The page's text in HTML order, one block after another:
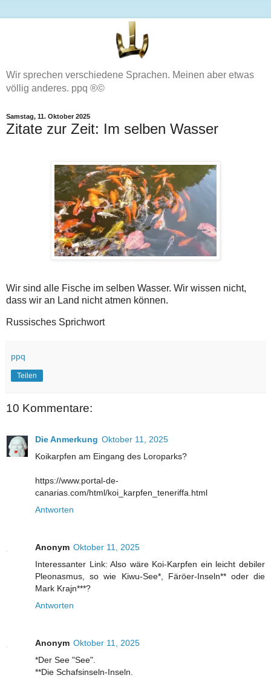
Wir sprechen verschiedene Sprachen. Meinen aber etwas
völlig anderes. ppq ®©
Samstag, 11. Oktober 2025
Zitate zur Zeit: Im selben Wasser
Wir sind alle Fische im selben Wasser. Wir wissen nicht,
dass wir an Land nicht atmen können.
Russisches Sprichwort
ppq
Teilen
10 Kommentare:
Die Anmerkung Oktober 11, 2025
Koikarpfen am Eingang des Loroparks?
https://www.portal-de-
canarias.com/html/koi_karpfen_teneriffa.html
Antworten
Anonym Oktober 11, 2025
Interessanter Link: Also wäre Koi-Karpfen ein leicht debiler
Pleonasmus, so wie Kiwu-See*, Färöer-Inseln** oder die
Mark Krajn***?
Antworten
Anonym Oktober 11, 2025
*Der See "See".
**Die Schafsinseln-Inseln.